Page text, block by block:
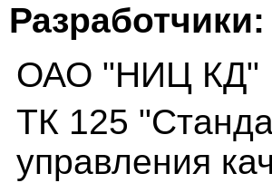
Разработчики:
ОАО "НИЦ КД"
ТК 125
управления